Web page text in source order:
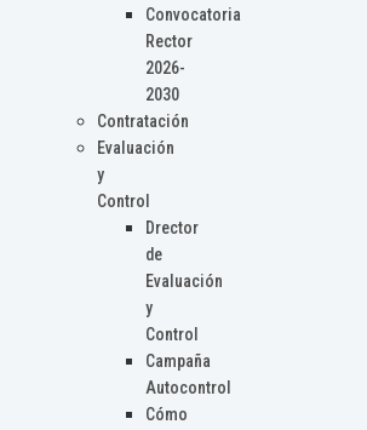
Convocatoria
Rector
2026-
2030
Contratación
Evaluación
y
Control
Drector
de
Evaluación
y
Control
Campaña
Autocontrol
Cómo